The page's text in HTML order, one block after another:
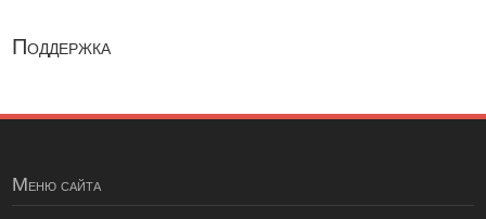
Поддержка
Меню сайта